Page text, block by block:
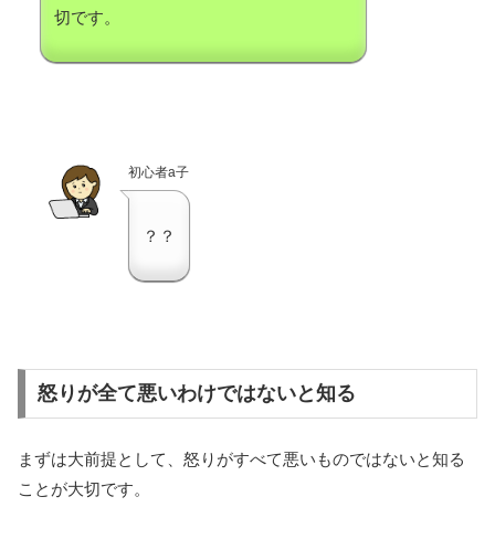
切です。
初心者a子
？？
怒りが全て悪いわけではないと知る
まずは大前提として、怒りがすべて悪いものではないと知る
ことが大切です。